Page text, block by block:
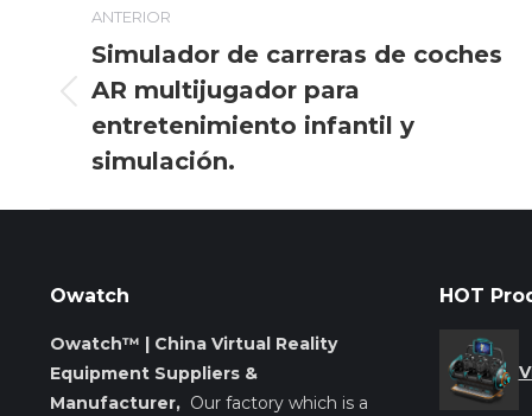
entre
entradas
ANTERIOR
anterior:
Simulador de carreras de coches
AR multijugador para
entretenimiento infantil y
simulación.
Owatch
Owatch™ | China Virtual Reality
Equipment Suppliers &
Manufacturer, Our factory which is a
HOT